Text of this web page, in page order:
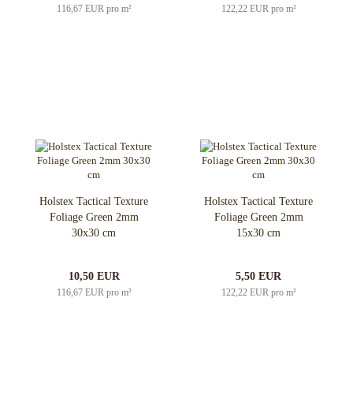
116,67 EUR pro m² 122,22 EUR pro m²
Holstex Tactical Texture
Foliage Green 2mm
30x30 cm
10,50 EUR
116,67 EUR pro m²
Holstex Tactical Texture
Foliage Green 2mm
15x30 cm
5,50 EUR
122,22 EUR pro m²